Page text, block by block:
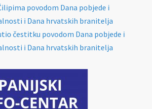
povodom Dana pobjede i
i Dana hrvatskih branitelja
čestitku povodom Dana pobjede i
i Dana hrvatskih branitelja